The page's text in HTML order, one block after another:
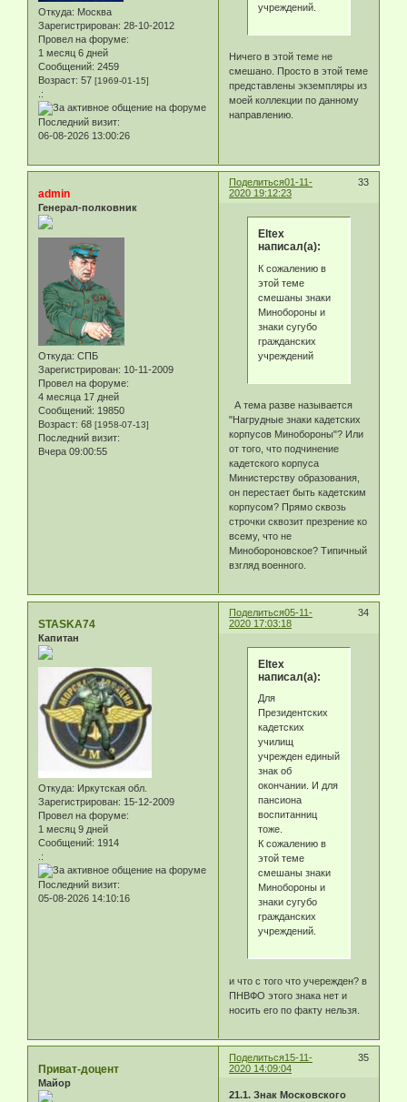
Откуда: Москва
Зарегистрирован: 28-10-2012
Провел на форуме:
1 месяц 6 дней
Сообщений: 2459
Возраст: 57 [1969-01-15]
.:
Последний визит:
06-08-2026 13:00:26
учреждений.
Ничего в этой теме не
смешано. Просто в этой теме
представлены экземпляры из
моей коллекции по данному
направлению.
Поделиться 33
01-11-
2020 19:12:23
admin
Генерал-полковник
Откуда: СПБ
Зарегистрирован: 10-11-2009
Провел на форуме:
4 месяца 17 дней
Сообщений: 19850
Возраст: 68 [1958-07-13]
Последний визит:
Вчера 09:00:55
Eltex
написал(а):
К сожалению в
этой теме
смешаны знаки
Минобороны и
знаки сугубо
гражданских
учреждений
А тема разве называется
"Нагрудные знаки кадетских
корпусов Минобороны"? Или
от того, что подчинение
кадетского корпуса
Министерству образования,
он перестает быть кадетским
корпусом? Прямо сквозь
строчки сквозит презрение ко
всему, что не
Минобороновское? Типичный
взгляд военного.
Поделиться 34
05-11-
2020 17:03:18
STASKA74
Капитан
Откуда: Иркутская обл.
Зарегистрирован: 15-12-2009
Провел на форуме:
1 месяц 9 дней
Сообщений: 1914
.:
Последний визит:
05-08-2026 14:10:16
Eltex
написал(а):
Для
Президентских
кадетских
училищ
учрежден единый
знак об
окончании. И для
пансиона
воспитанниц
тоже.
К сожалению в
этой теме
смешаны знаки
Минобороны и
знаки сугубо
гражданских
учреждений.
и что c того что учережден? в
ПНВФО этого знака нет и
носить его по факту нельзя.
Поделиться 35
15-11-
2020 14:09:04
Приват-доцент
Майор
21.1. Знак Московского